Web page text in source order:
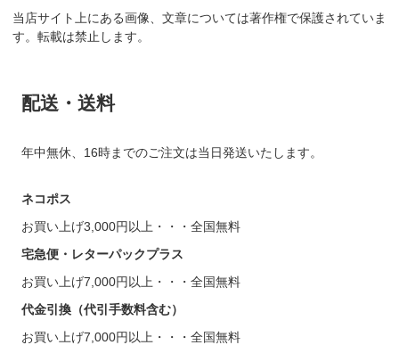
当店サイト上にある画像、文章については著作権で保護されていま
す。転載は禁止します。
配送・送料
年中無休、16時までのご注文は当日発送いたします。
ネコポス
お買い上げ3,000円以上・・・全国無料
宅急便・レターパックプラス
お買い上げ7,000円以上・・・全国無料
代金引換（代引手数料含む）
お買い上げ7,000円以上・・・全国無料